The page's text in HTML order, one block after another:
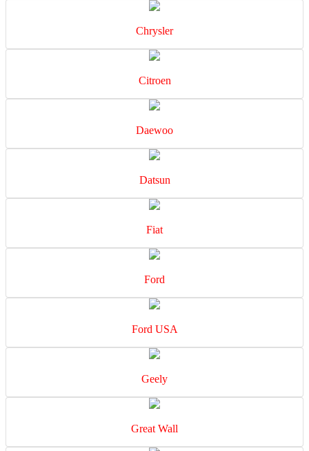
Chrysler
Citroen
Daewoo
Datsun
Fiat
Ford
Ford USA
Geely
Great Wall